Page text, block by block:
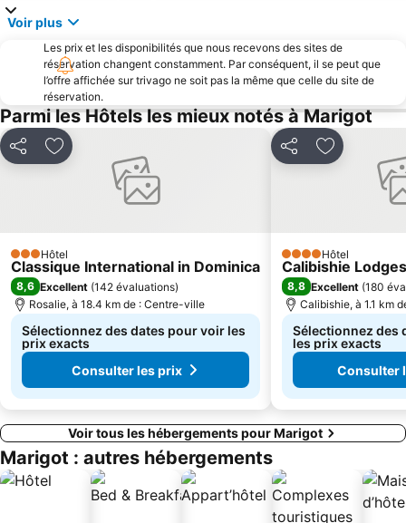
Voir plus
Les prix et les disponibilités que nous recevons des sites de
réservation changent constamment. Par conséquent, il se peut que
l’offre affichée sur trivago ne soit pas la même que celle du site de
réservation.
Parmi les Hôtels les mieux notés à Marigot
PartagerAjouter à mes favoris
3 Étoiles
Hôtel
Classique International in Dominica
8,6 Excellent (142 évaluations)
Rosalie, à 18.4 km de : Centre-ville
Sélectionnez des dates pour voir les
prix exacts
Consulter les prix
PartagerAjouter à
4 ÉtoilesHôtel
Calibishie Lodges
8,8 Excellent (180
Calibishie, à 1.1 km
Sélectionnez des
les prix exacts
Consulter
Voir tous les hébergements pour Marigot
Marigot : autres hébergements